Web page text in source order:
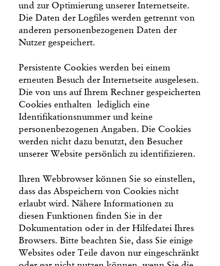
und zur Optimierung unserer Internetseite.
Die Daten der Logfiles werden getrennt von
anderen personenbezogenen Daten der
Nutzer gespeichert.
Persistente Cookies werden bei einem
erneuten Besuch der Internetseite ausgelesen.
Die von uns auf Ihrem Rechner gespeicherten
Cookies enthalten lediglich eine
Identifikationsnummer und keine
personenbezogenen Angaben. Die Cookies
werden nicht dazu benutzt, den Besucher
unserer Website persönlich zu identifizieren.
Ihren Webbrowser können Sie so einstellen,
dass das Abspeichern von Cookies nicht
erlaubt wird. Nähere Informationen zu
diesen Funktionen finden Sie in der
Dokumentation oder in der Hilfedatei Ihres
Browsers. Bitte beachten Sie, dass Sie einige
Websites oder Teile davon nur eingeschränkt